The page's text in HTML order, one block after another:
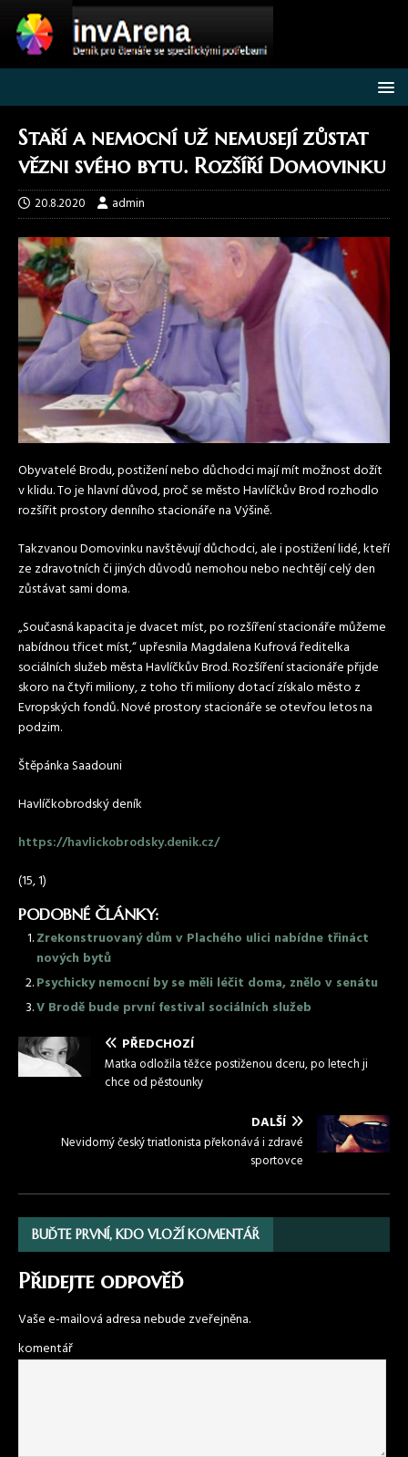
Staří a nemocní už nemusejí zůstat
vězni svého bytu. Rozšíří Domovinku
20.8.2020 admin
Obyvatelé Brodu, postižení nebo důchodci mají mít možnost dožít
v klidu. To je hlavní důvod, proč se město Havlíčkův Brod rozhodlo
rozšířit prostory denního stacionáře na Výšině.
Takzvanou Domovinku navštěvují důchodci, ale i postižení lidé, kteří
ze zdravotních či jiných důvodů nemohou nebo nechtějí celý den
zůstávat sami doma.
„Současná kapacita je dvacet míst, po rozšíření stacionáře můžeme
nabídnou třicet míst,“ upřesnila Magdalena Kufrová ředitelka
sociálních služeb města Havlíčkův Brod. Rozšíření stacionáře přijde
skoro na čtyři miliony, z toho tři miliony dotací získalo město z
Evropských fondů. Nové prostory stacionáře se otevřou letos na
podzim.
Štěpánka Saadouni
Havlíčkobrodský deník
https://havlickobrodsky.denik.cz/
(15, 1)
PODOBNÉ ČLÁNKY:
Zrekonstruovaný dům v Plachého ulici nabídne třináct
nových bytů
Psychicky nemocní by se měli léčit doma, znělo v senátu
V Brodě bude první festival sociálních služeb
PŘEDCHOZÍ
Matka odložila těžce postiženou dceru, po letech ji
chce od pěstounky
DALŠÍ
Nevidomý český triatlonista překonává i zdravé
sportovce
BUĎTE PRVNÍ, KDO VLOŽÍ KOMENTÁŘ
Přidejte odpověď
Vaše e-mailová adresa nebude zveřejněna.
komentář